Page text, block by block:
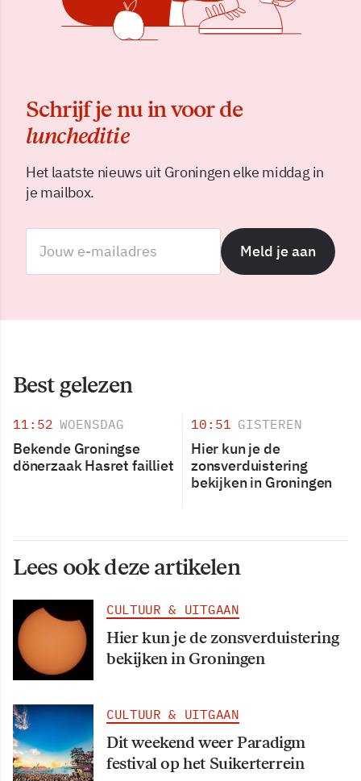
Schrijf je nu in voor de
luncheditie
Het laatste nieuws uit Groningen elke middag in
je mailbox.
Meld je aan
Best gelezen
11:52 WOENSDAG
Bekende Groningse
dönerzaak Hasret failliet
10:51 GISTEREN
Hier kun je de
zonsverduistering
bekijken in Groningen
Lees ook deze artikelen
CULTUUR & UITGAAN
Hier kun je de zonsverduistering
bekijken in Groningen
CULTUUR & UITGAAN
Dit weekend weer Paradigm
festival op het Suikerterrein